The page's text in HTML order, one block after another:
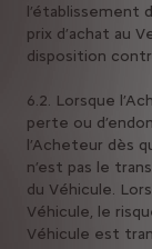
l’établissement
prix d’achat au
disposition
6.2. Lorsque
perte ou
l’Acheteur dès
n’est pas le
du Véhicule.
Véhicule, le
Véhicule est